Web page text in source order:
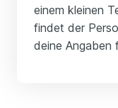
einem kleinen
findet der
deine Angaben